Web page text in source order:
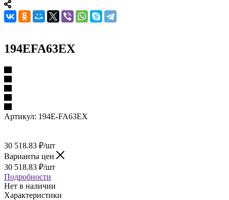
194EFA63EX
Артикул: 194E-FA63EX
30 518.83 ₽/шт
Варианты цен
30 518.83 ₽/шт
Подробности
Нет в наличии
Характеристики